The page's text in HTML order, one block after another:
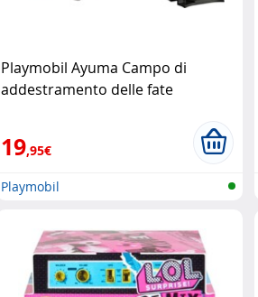
Playmobil Ayuma Campo di
addestramento delle fate
19,95€
Playmobil